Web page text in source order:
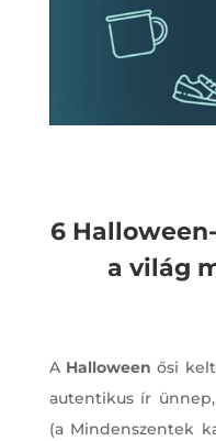
6
a világ
A Halloween ősi
autentikus ír
(a Mindenszentek